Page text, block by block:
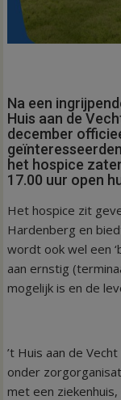
Na een
Huis aan de
december
het hospice
17.00 uur open
Het hospice zit
Hardenberg en
wordt ook wel een
aan ernstig
mogelijk is en de
’t Huis aan de
onder
met een